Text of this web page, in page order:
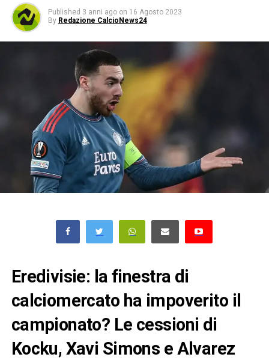
Published 3 anni ago on 16 Agosto 2023
By Redazione CalcioNews24
Eredivisie: la finestra di
calciomercato ha impoverito il
campionato? Le cessioni di
Kocku, Xavi Simons e Alvarez